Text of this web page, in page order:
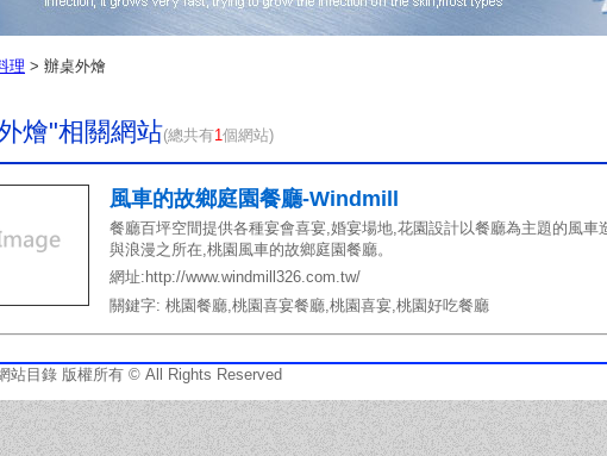
理 > 辦桌外燴
燴"相關網站(總共有1個網站)
風車的故鄉庭園餐廳-Windmill
餐廳百坪空間提供各種宴會喜宴,婚宴場地,花園設計以餐廳為主題的風
與浪漫之所在,桃園風車的故鄉庭園餐廳。
網址:http://www.windmill326.com.tw/
關鍵字: 桃園餐廳,桃園喜宴餐廳,桃園喜宴,桃園好吃餐廳
站目錄 版權所有 © All Rights Reserved